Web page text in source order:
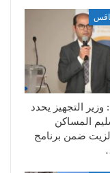
التجهيز يحدد
المساكن
ضمن برنامج